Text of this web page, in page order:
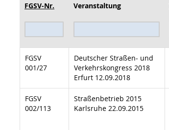
FGSV-Nr. Veranstaltung
FGSV
001/27
Deutscher Straßen- und
Verkehrskongress 2018
Erfurt 12.09.2018
FGSV
002/113
Straßenbetrieb 2015
Karlsruhe 22.09.2015